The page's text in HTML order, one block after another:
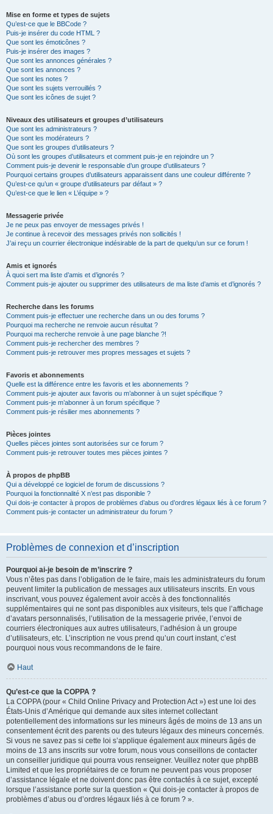
Mise en forme et types de sujets
Qu’est-ce que le BBCode ?
Puis-je insérer du code HTML ?
Que sont les émoticônes ?
Puis-je insérer des images ?
Que sont les annonces générales ?
Que sont les annonces ?
Que sont les notes ?
Que sont les sujets verrouillés ?
Que sont les icônes de sujet ?
Niveaux des utilisateurs et groupes d’utilisateurs
Que sont les administrateurs ?
Que sont les modérateurs ?
Que sont les groupes d’utilisateurs ?
Où sont les groupes d’utilisateurs et comment puis-je en rejoindre un ?
Comment puis-je devenir le responsable d’un groupe d’utilisateurs ?
Pourquoi certains groupes d’utilisateurs apparaissent dans une couleur différente ?
Qu’est-ce qu’un « groupe d’utilisateurs par défaut » ?
Qu’est-ce que le lien « L’équipe » ?
Messagerie privée
Je ne peux pas envoyer de messages privés !
Je continue à recevoir des messages privés non sollicités !
J’ai reçu un courrier électronique indésirable de la part de quelqu’un sur ce forum !
Amis et ignorés
À quoi sert ma liste d’amis et d’ignorés ?
Comment puis-je ajouter ou supprimer des utilisateurs de ma liste d’amis et d’ignorés ?
Recherche dans les forums
Comment puis-je effectuer une recherche dans un ou des forums ?
Pourquoi ma recherche ne renvoie aucun résultat ?
Pourquoi ma recherche renvoie à une page blanche ?!
Comment puis-je rechercher des membres ?
Comment puis-je retrouver mes propres messages et sujets ?
Favoris et abonnements
Quelle est la différence entre les favoris et les abonnements ?
Comment puis-je ajouter aux favoris ou m’abonner à un sujet spécifique ?
Comment puis-je m’abonner à un forum spécifique ?
Comment puis-je résilier mes abonnements ?
Pièces jointes
Quelles pièces jointes sont autorisées sur ce forum ?
Comment puis-je retrouver toutes mes pièces jointes ?
À propos de phpBB
Qui a développé ce logiciel de forum de discussions ?
Pourquoi la fonctionnalité X n’est pas disponible ?
Qui dois-je contacter à propos de problèmes d’abus ou d’ordres légaux liés à ce forum ?
Comment puis-je contacter un administrateur du forum ?
Problèmes de connexion et d’inscription
Pourquoi ai-je besoin de m’inscrire ?
Vous n’êtes pas dans l’obligation de le faire, mais les administrateurs du forum
peuvent limiter la publication de messages aux utilisateurs inscrits. En vous
inscrivant, vous pouvez également avoir accès à des fonctionnalités
supplémentaires qui ne sont pas disponibles aux visiteurs, tels que l’affichage
d’avatars personnalisés, l’utilisation de la messagerie privée, l’envoi de
courriers électroniques aux autres utilisateurs, l’adhésion à un groupe
d’utilisateurs, etc. L’inscription ne vous prend qu’un court instant, c’est
pourquoi nous vous recommandons de le faire.
Haut
Qu’est-ce que la COPPA ?
La COPPA (pour « Child Online Privacy and Protection Act ») est une loi des
États-Unis d’Amérique qui demande aux sites internet collectant
potentiellement des informations sur les mineurs âgés de moins de 13 ans un
consentement écrit des parents ou des tuteurs légaux des mineurs concernés.
Si vous ne savez pas si cette loi s’applique également aux mineurs âgés de
moins de 13 ans inscrits sur votre forum, nous vous conseillons de contacter
un conseiller juridique qui pourra vous renseigner. Veuillez noter que phpBB
Limited et que les propriétaires de ce forum ne peuvent pas vous proposer
d’assistance légale et ne doivent donc pas être contactés à ce sujet, excepté
lorsque l’assistance porte sur la question « Qui dois-je contacter à propos de
problèmes d’abus ou d’ordres légaux liés à ce forum ? ».